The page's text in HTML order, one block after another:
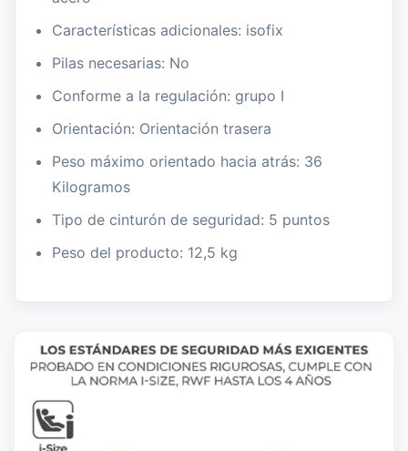
Características adicionales: isofix
Pilas necesarias: No
Conforme a la regulación: grupo I
Orientación: Orientación trasera
Peso máximo orientado hacia atrás: 36
Kilogramos
Tipo de cinturón de seguridad: 5 puntos
Peso del producto: 12,5 kg